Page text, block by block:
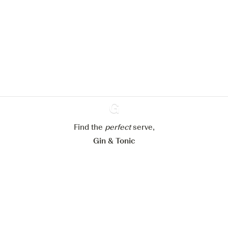
Ginventory
Find the perfectserve,
Gin & Tonic
Paramétrer mes cookies
Refuser tout Accepter tout